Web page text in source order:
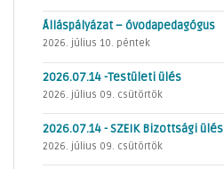
Álláspályázat – óvodapedagógus
2026. július 10. péntek
2026.07.14 -Testületi ülés
2026. július 09. csütörtök
2026.07.14 - SZEIK Bizottsági ülés
2026. július 09. csütörtök